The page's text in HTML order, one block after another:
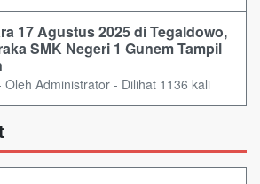
17 Agustus 2025 di Tegaldowo,
SMK Negeri 1 Gunem Tampil
Administrator - Dilihat 1136 kali